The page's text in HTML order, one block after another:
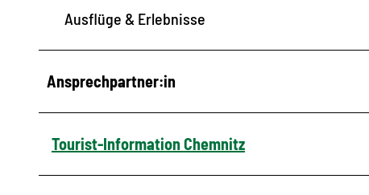
Ausflüge & Erlebnisse
Ansprechpartner:in
Tourist-Information Chemnitz